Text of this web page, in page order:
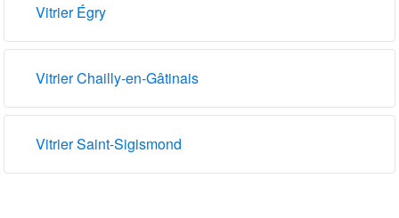
Vitrier Égry
Vitrier Chailly-en-Gâtinais
Vitrier Saint-Sigismond